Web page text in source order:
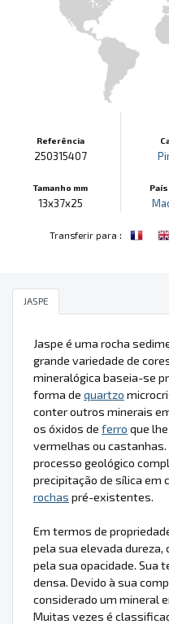
Referência
250315407
Tamanho mm
13x37x25
Transferir para :
JASPE
Jaspe é uma rocha
grande variedade de
mineralógica baseia-se
forma de quartzo
conter outros minerais
os óxidos de ferro que
vermelhas ou castanhas.
processo geológico
precipitação de sílica em
rochas pré-existentes.
Em termos de
pela sua elevada dureza,
pela sua opacidade. Sua
densa. Devido à sua
considerado um mineral
Muitas vezes é